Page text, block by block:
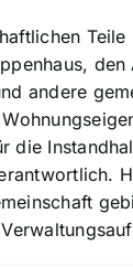
andere
die